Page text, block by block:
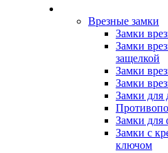
Врезные замки
Замки
Замки
защелкой
Замки
Замки
Замки для
Замки для
Замки с
ключом